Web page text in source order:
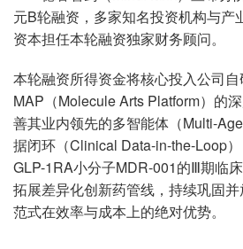
元B轮融资，多家知名投资机构与产
资本担任本轮融资独家财务顾问。
本轮融资所得资金将核心投入公司
MAP（Molecule Arts Platform）的
善其业内领先的多智能体（Multi-
据闭环（Clinical Data-in-the-Loop
GLP-1RA小分子MDR-001的Ⅲ期临
拓展差异化创新药管线，持续巩固
范式在效率与成本上的绝对优势。